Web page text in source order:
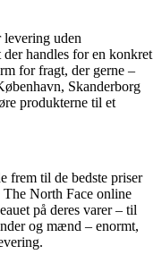
levering uden
handles for en konkret
for fragt, der gerne –
Skanderborg
produkterne til et
frem til de bedste priser
North Face online
på deres varer – til
og mænd – enormt,